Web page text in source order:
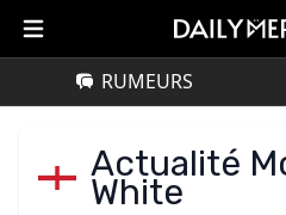
RUMEURS
Actualité
White